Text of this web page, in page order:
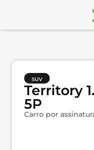
SUV
Territory
5P
Carro por